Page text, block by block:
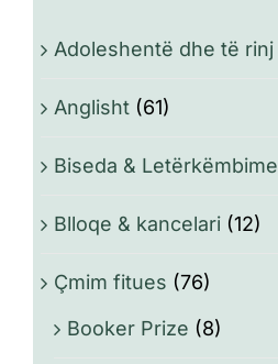
Adoleshentë dhe të rinj
Anglisht (61)
Biseda & Letërkëmbime
Blloqe & kancelari (12)
Çmim fitues (76)
Booker Prize (8)